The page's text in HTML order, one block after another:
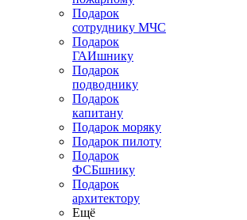
Подарок
сотруднику МЧС
Подарок
ГАИшнику
Подарок
подводнику
Подарок
капитану
Подарок моряку
Подарок пилоту
Подарок
ФСБшнику
Подарок
архитектору
Ещё